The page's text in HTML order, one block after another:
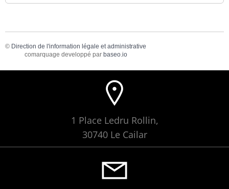
© Direction de l'information légale et administrative
comarquage developpé par baseo.io
1 Place Ledru Rollin,
30740 Le Cailar